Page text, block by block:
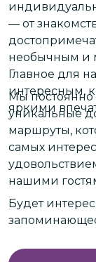
— от
необычным и
Главное для
интересным,
яркими
Мы
уникальные
маршруты,
самых
нашими
Будет